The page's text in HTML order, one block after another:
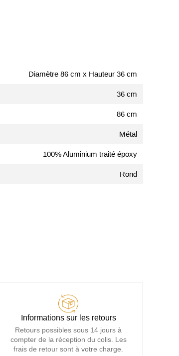
Diamètre 86 cm x Hauteur 36 cm
36 cm
86 cm
Métal
100% Aluminium traité époxy
Rond
Informations sur les retours
Retours possibles sous 14 jours à
compter de la réception du colis. Les
frais de retour sont à votre charge.